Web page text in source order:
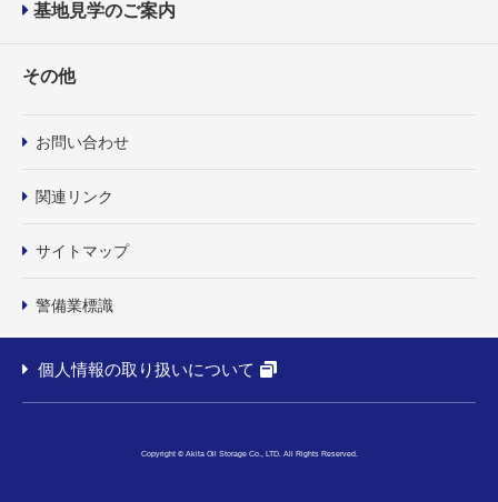
基地見学のご案内
その他
お問い合わせ
関連リンク
サイトマップ
警備業標識
個人情報の取り扱いについて
Copyright © Akita Oil Storage Co., LTD. All Rights Reserved.